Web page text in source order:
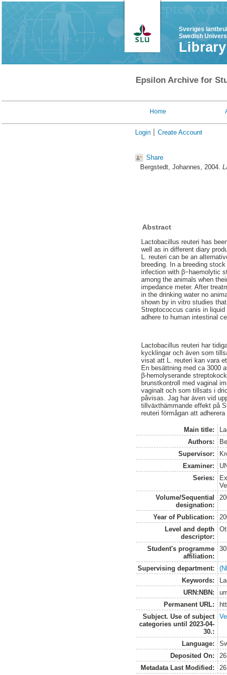
Sveriges
Swedish
Library
Epsilon Archive for
Home
Login Create Account
Share
Bergstedt, Johannes, 2004.
Abstract
Lactobacillus reuteri has
well as in different diary
L. reuteri can be an
breeding. In a breeding
infection with β−haemolytic
among the animals when
impedance meter. After
in the drinking water no
shown by in vitro studies
Streptococcus canis in
adhere to human intestinal
Lactobacillus reuteri har
kycklingar och även som
visat att L. reuteri kan vara
En besättning med ca 3000
β-hemolyserande
brunstkontroll med vaginal
vaginalt och som tillsats i
påvisas. Jag har även vid
tillväxthämmande effekt på
reuteri förmågan att
Main title:
Authors:
Supervisor:
Examiner:
Series:
Volume/Sequential
designation:
Year of Publication:
Level and depth
descriptor:
Student's programme
affiliation:
Supervising department:
Keywords:
URN:NBN:
Permanent URL:
Subject. Use of subject
categories until 2023-04-
30.:
Language:
Deposited On:
Metadata Last Modified: